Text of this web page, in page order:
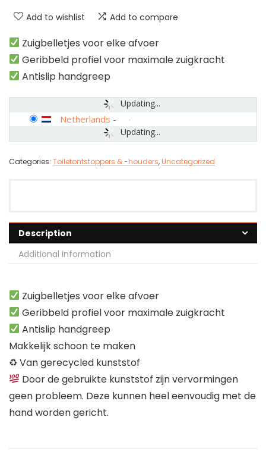
Add to wishlist Add to compare
Zuigbelletjes voor elke afvoer
Geribbeld profiel voor maximale zuigkracht
Antislip handgreep
Updating...
Updating...
Netherlands -
Categories: Toiletontstoppers & -houders,Uncategorized
Description
Additional information
Zuigbelletjes voor elke afvoer
Geribbeld profiel voor maximale zuigkracht
Antislip handgreep
Makkelijk schoon te maken
♻ Van gerecycled kunststof
Door de gebruikte kunststof zijn vervormingen
geen probleem. Deze kunnen heel eenvoudig met de
hand worden gericht.